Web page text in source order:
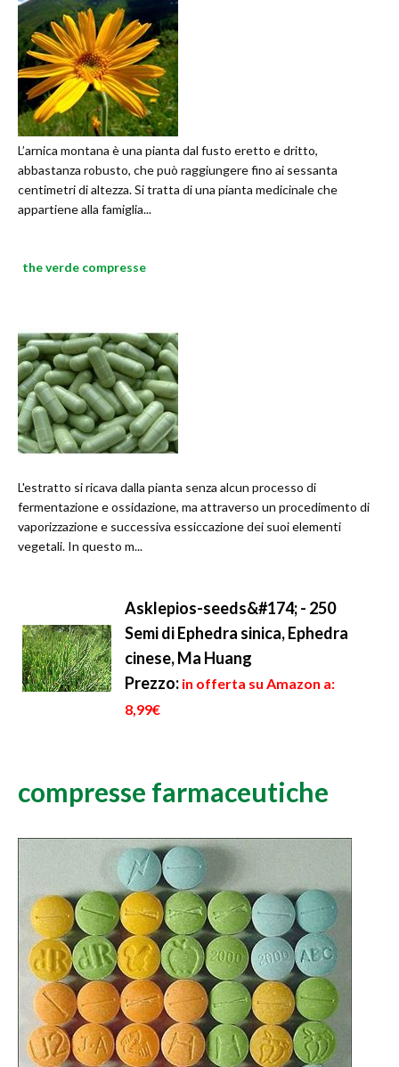
L’arnica montana è una pianta dal fusto eretto e dritto,
abbastanza robusto, che può raggiungere fino ai sessanta
centimetri di altezza. Si tratta di una pianta medicinale che
appartiene alla famiglia...
the verde compresse
L'estratto si ricava dalla pianta senza alcun processo di
fermentazione e ossidazione, ma attraverso un procedimento di
vaporizzazione e successiva essiccazione dei suoi elementi
vegetali. In questo m...
Asklepios-seeds&#174; - 250
Semi di Ephedra sinica, Ephedra
cinese, Ma Huang
Prezzo: in offerta su Amazon a:
8,99€
compresse farmaceutiche